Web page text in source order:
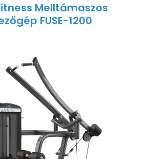
Melltámaszos
FUSE-1200